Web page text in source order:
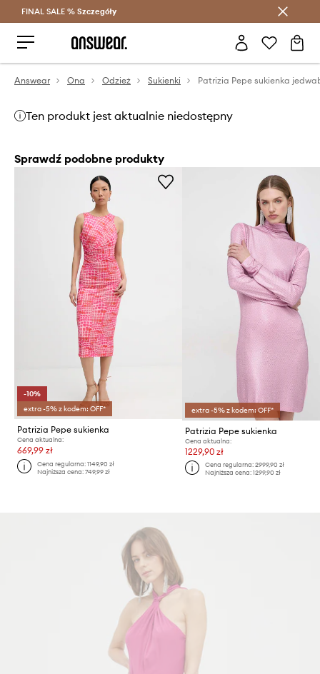
Oszczędzaj z Answear Club >
FINAL SALE % Szczegóły
Answear Ona Odzież Sukienki Patrizia Pepe sukienka
Ten produkt jest aktualnie niedostępny
Sprawdź podobne produkty
-10%
extra -5% z kodem: OFF*
Patrizia Pepe sukienka
Cena aktualna:
669,99 zł
Cena regularna:1149,90 zł
Najniższa cena:749,99 zł
extra -5% z kodem: OFF*
Patrizia Pepe sukienka
Cena aktualna:
1229,90 zł
Cena regularna: 2999,90 zł
Najniższa cena: 1299,90 zł